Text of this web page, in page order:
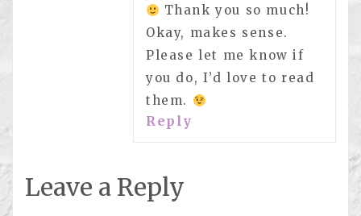
Thank you so much!
Okay, makes sense.
Please let me know if
you do, I’d love to read
them.
Reply
Leave a Reply